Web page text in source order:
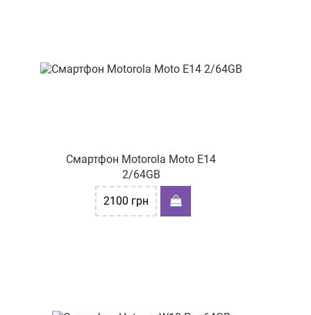
вул.Полтавський шлях, 58/1
Смартфон Motorola Moto E14
2/64GB
2100 грн